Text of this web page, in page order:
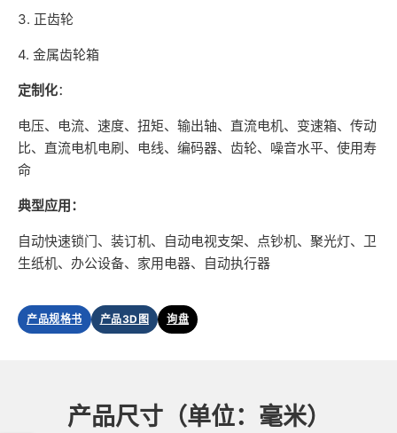
3. 正齿轮
4. 金属齿轮箱
定制化：
电压、电流、速度、扭矩、输出轴、直流电机、变速箱、传动
比、直流电机电刷、电线、编码器、齿轮、噪音水平、使用寿
命
典型应用：
自动快速锁门、装订机、自动电视支架、点钞机、聚光灯、卫
生纸机、办公设备、家用电器、自动执行器
产品规格书 产品3D图 询盘
产品尺寸（单位：毫米）